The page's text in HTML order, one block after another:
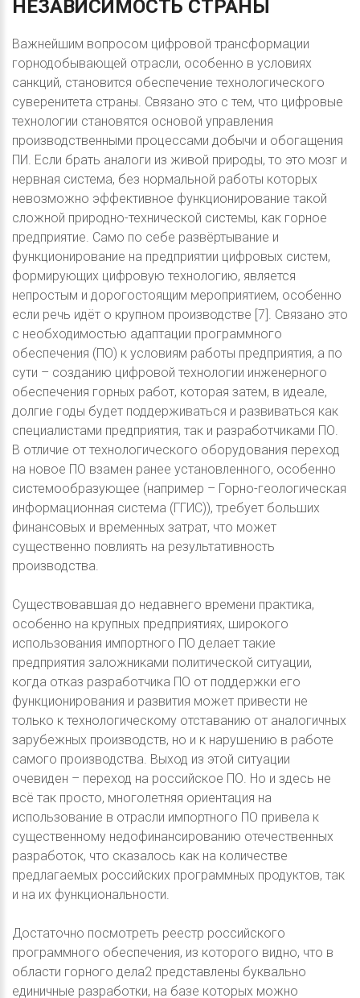
НЕЗАВИСИМОСТЬ СТРАНЫ
Важнейшим вопросом цифровой трансформации
горнодобывающей отрасли, особенно в условиях
санкций, становится обеспечение технологического
суверенитета страны. Связано это с тем, что цифровые
технологии становятся основой управления
производственными процессами добычи и обогащения
ПИ. Если брать аналоги из живой природы, то это мозг и
нервная система, без нормальной работы которых
невозможно эффективное функционирование такой
сложной природно-технической системы, как горное
предприятие. Само по себе развёртывание и
функционирование на предприятии цифровых систем,
формирующих цифровую технологию, является
непростым и дорогостоящим мероприятием, особенно
если речь идёт о крупном производстве [7]. Связано это
с необходимостью адаптации программного
обеспечения (ПО) к условиям работы предприятия, а по
сути – созданию цифровой технологии инженерного
обеспечения горных работ, которая затем, в идеале,
долгие годы будет поддерживаться и развиваться как
специалистами предприятия, так и разработчиками ПО.
В отличие от технологического оборудования переход
на новое ПО взамен ранее установленного, особенно
системообразующее (например – Горно-геологическая
информационная система (ГГИС)), требует больших
финансовых и временных затрат, что может
существенно повлиять на результативность
производства.
Существовавшая до недавнего времени практика,
особенно на крупных предприятиях, широкого
использования импортного ПО делает такие
предприятия заложниками политической ситуации,
когда отказ разработчика ПО от поддержки его
функционирования и развития может привести не
только к технологическому отставанию от аналогичных
зарубежных производств, но и к нарушению в работе
самого производства. Выход из этой ситуации
очевиден – переход на российское ПО. Но и здесь не
всё так просто, многолетняя ориентация на
использование в отрасли импортного ПО привела к
существенному недофинансированию отечественных
разработок, что сказалось как на количестве
предлагаемых российских программных продуктов, так
и на их функциональности.
Достаточно посмотреть реестр российского
программного обеспечения, из которого видно, что в
области горного дела2 представлены буквально
единичные разработки, на базе которых можно